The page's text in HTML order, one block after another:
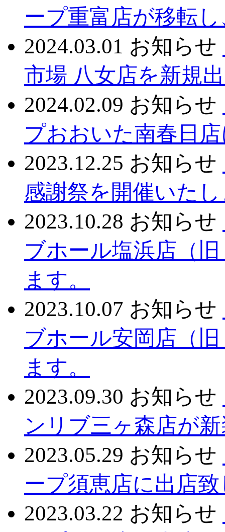
ープ重富店が移転
2024.03.01 お知らせ
市場 八女店を新規
2024.02.09 お知らせ
プおおいた南春日
2023.12.25 お知らせ
感謝祭を開催いた
2023.10.28 お知らせ
ブホール塩浜店（
ます。
2023.10.07 お知らせ
ブホール安岡店（
ます。
2023.09.30 お知らせ
ンリブ三ヶ森店が
2023.05.29 お知らせ
ープ須恵店に出店
2023.03.22 お知らせ